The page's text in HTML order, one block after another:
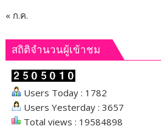
« ก.ค.
สถิติจำนวนผู้เข้าชม
Users Today : 1782
Users Yesterday : 3657
Total views : 19584898